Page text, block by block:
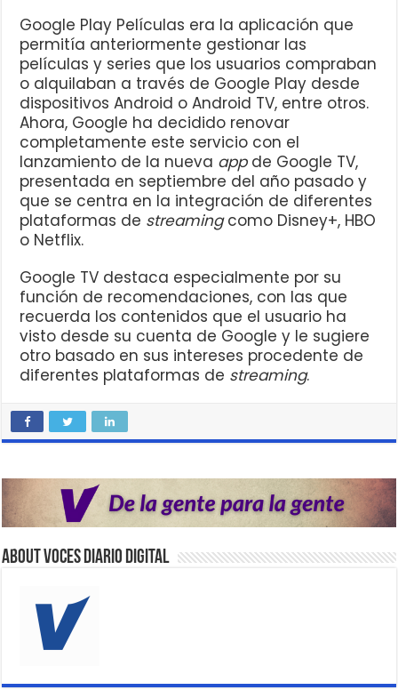
Google Play Películas era la aplicación que
permitía anteriormente gestionar las
películas y series que los usuarios compraban
o alquilaban a través de Google Play desde
dispositivos Android o Android TV, entre otros.
Ahora, Google ha decidido renovar
completamente este servicio con el
lanzamiento de la nueva app de Google TV,
presentada en septiembre del año pasado y
que se centra en la integración de diferentes
plataformas de streamingcomo Disney+, HBO
o Netflix.
Google TV destaca especialmente por su
función de recomendaciones, con las que
recuerda los contenidos que el usuario ha
visto desde su cuenta de Google y le sugiere
otro basado en sus intereses procedente de
diferentes plataformas de streaming.
About VOCES Diario digital